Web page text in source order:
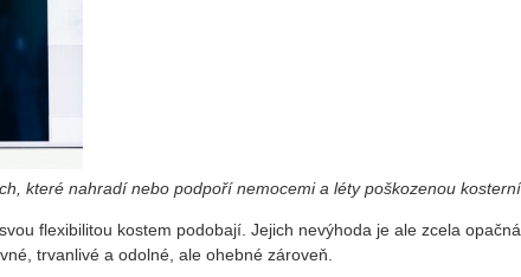
které nahradí nebo podpoří nemocemi a léty poškozenou
flexibilitou kostem podobají. Jejich nevýhoda je ale zcela
trvanlivé a odolné, ale ohebné zároveň.